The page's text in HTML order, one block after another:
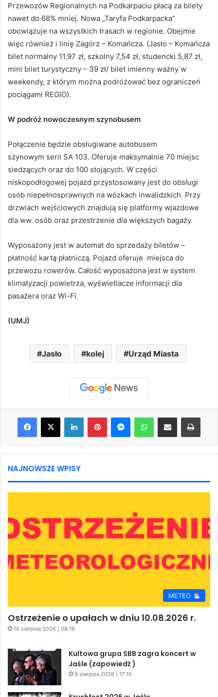
Przewozów Regionalnych na Podkarpaciu płacą za bilety
nawet do 68% mniej. Nowa „Taryfa Podkarpacka”
obowiązuje na wszystkich trasach w regionie. Obejmie
więc również i linię Zagórz – Komańcza. (Jasło – Komańcza
bilet normalny 11,97 zł, szkolny 7,54 zł, studencki 5,87 zł,
mini bilet turystyczny – 39 zł/ bilet imienny ważny w
weekendy, z którym można podróżować bez ograniczeń
pociągami REGIO).
W podróż nowoczesnym szynobusem
Połączenie będzie obsługiwane autobusem
szynowym serii SA 103. Oferuje maksymalnie 70 miejsc
siedzących oraz do 100 stojących. W części
niskopodłogowej pojazd przystosowany jest do obsługi
osób niepełnosprawnych na wózkach inwalidzkich. Przy
drzwiach wejściowych znajdują się platformy wjazdowe
dla ww. osób oraz przestrzenie dla większych bagaży.
Wyposażony jest w automat do sprzedaży biletów –
płatność kartą płatniczą. Pojazd oferuje miejsca do
przewozu rowerów. Całość wyposażona jest w system
klimatyzacji powietrza, wyświetlacze informacji dla
pasażera oraz Wi-Fi.
(UMJ)
Jasło kolej Urząd Miasta
Facebook
X LinkedInPinterestMessengerWhatsAppShare via Email Print
NAJNOWSZE WPISY
METEO
Ostrzeżenie o upałach w dniu 10.08.2026 r.
10 sierpnia 2026 | 08:19
Kultowa grupa SBB zagra koncert w
Jaśle (zapowiedź )
9 sierpnia 2026 | 17:10